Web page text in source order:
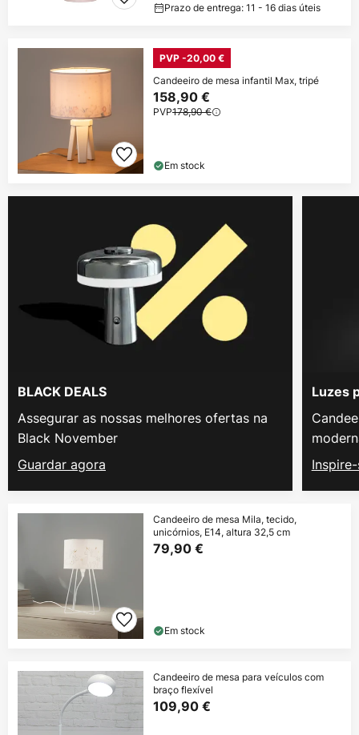
Prazo de entrega: 11 - 16 dias úteis
PVP -20,00 €
Candeeiro de mesa infantil Max, tripé
158,90 €
PVP178,90 €
Em stock
BLACK DEALS
Assegurar as nossas melhores ofertas na
Black November
Guardar agora
Luzes
Candeeiro de mesa Mila, tecido,
unicórnios, E14, altura 32,5 cm
79,90 €
Em stock
Candeeiro de mesa para veículos com
braço flexível
109,90 €